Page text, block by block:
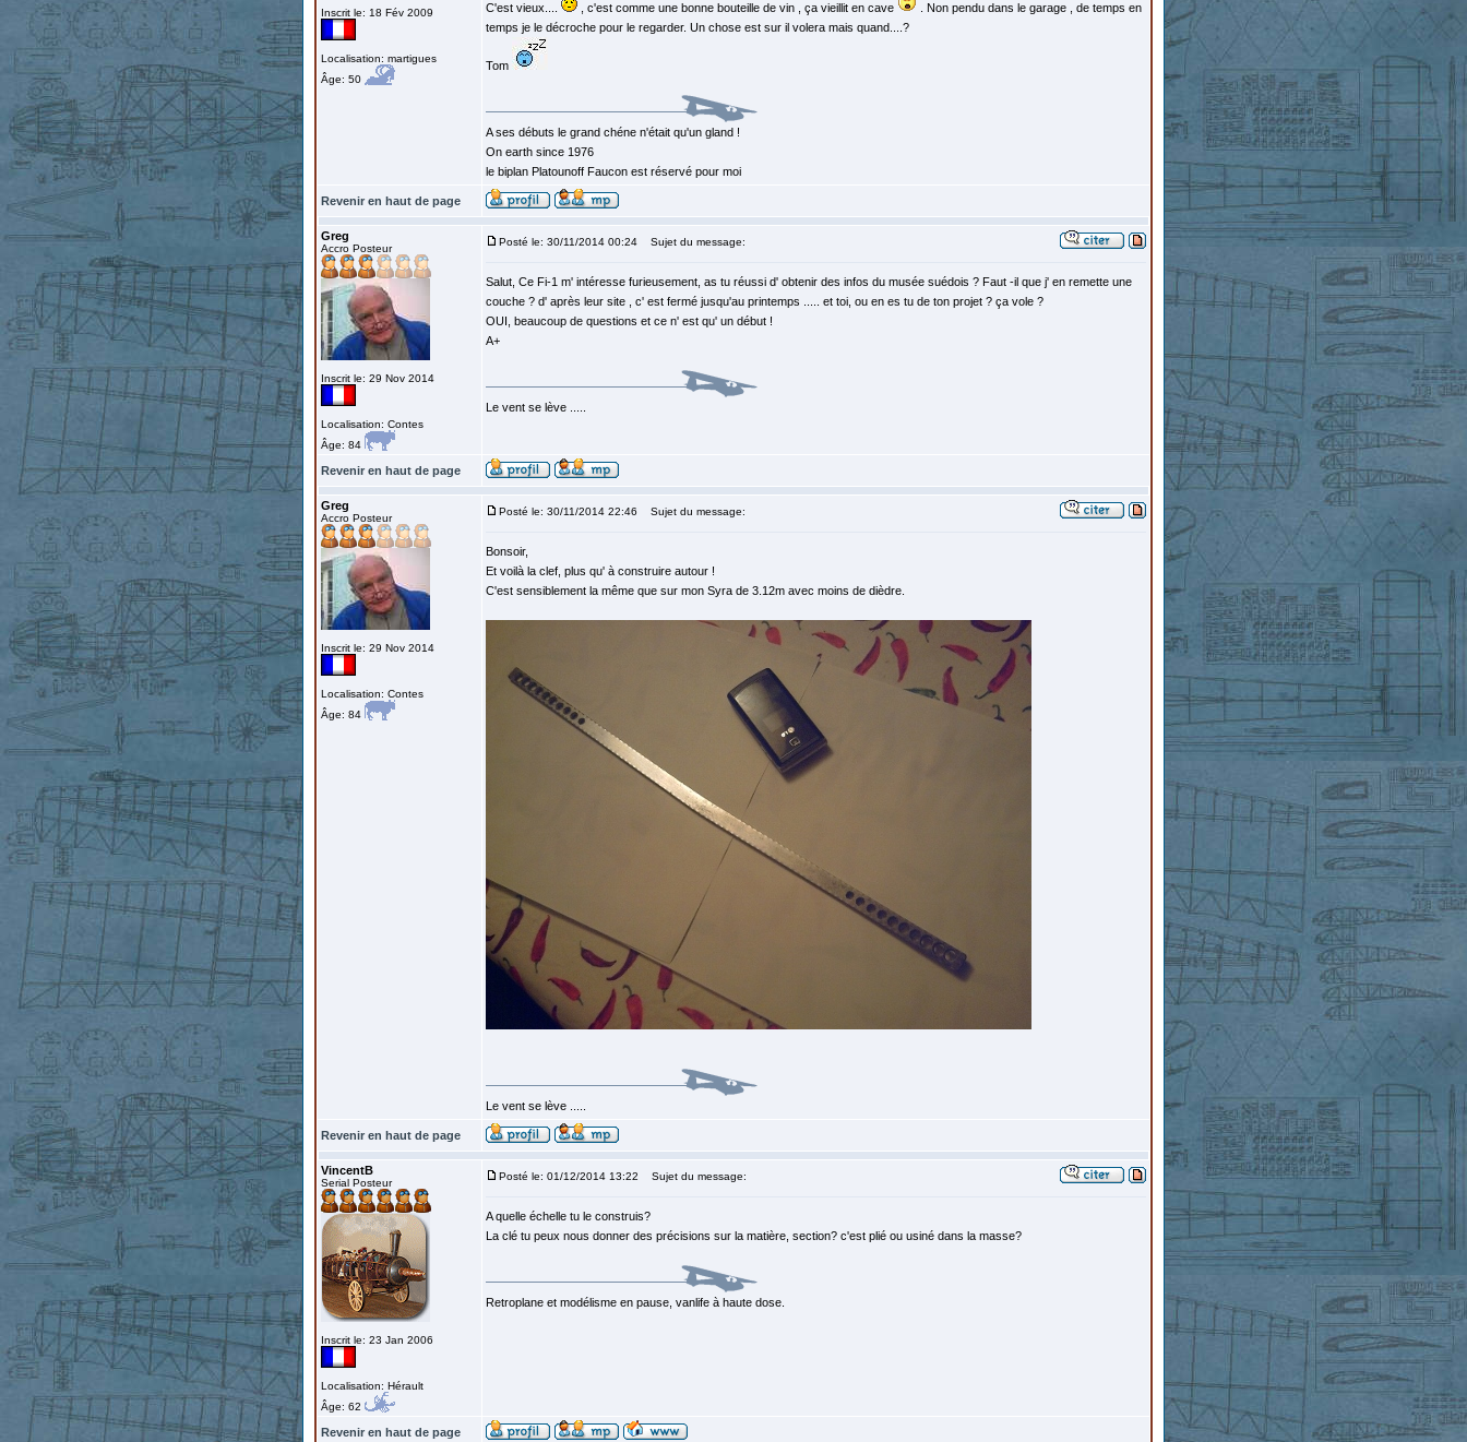
Inscrit le: 18 Fév 2009
Localisation: martigues
Âge: 50
C'est vieux.... , c'est comme une bonne bouteille de vin , ça vieillit en cave
. Non pendu dans le garage , de temps en
temps je le décroche pour le regarder. Un chose est sur il volera mais quand....?
Tom
A ses débuts le grand chéne n'était qu'un gland !
On earth since 1976
le biplan Platounoff Faucon est réservé pour moi
Revenir en haut de page
Greg
Accro Posteur
Inscrit le: 29 Nov 2014
Localisation: Contes
Âge: 84
Posté le: 30/11/2014 00:24 Sujet du message:
Salut, Ce Fi-1 m' intéresse furieusement, as tu réussi d' obtenir des infos du musée suédois ? Faut -il que j' en remette une
couche ? d' après leur site , c' est fermé jusqu'au printemps ..... et toi, ou en es tu de ton projet ? ça vole ?
OUI, beaucoup de questions et ce n' est qu' un début !
A+
Le vent se lève .....
Revenir en haut de page
Greg
Accro Posteur
Inscrit le: 29 Nov 2014
Localisation: Contes
Âge: 84
Posté le: 30/11/2014 22:46 Sujet du message:
Bonsoir,
Et voilà la clef, plus qu' à construire autour !
C'est sensiblement la même que sur mon Syra de 3.12m avec moins de dièdre.
Le vent se lève .....
Revenir en haut de page
VincentB
Serial Posteur
Inscrit le: 23 Jan 2006
Localisation: Hérault
Âge: 62
Posté le: 01/12/2014 13:22 Sujet du message:
A quelle échelle tu le construis?
La clé tu peux nous donner des précisions sur la matière, section? c'est plié ou usiné dans la masse?
Retroplane et modélisme en pause, vanlife à haute dose.
Revenir en haut de page